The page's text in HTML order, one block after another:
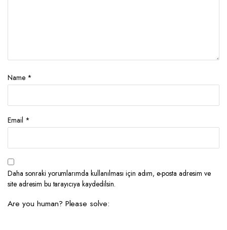
Name *
Email *
Daha sonraki yorumlarımda kullanılması için adım, e-posta adresim ve
site adresim bu tarayıcıya kaydedilsin.
Are you human? Please solve: